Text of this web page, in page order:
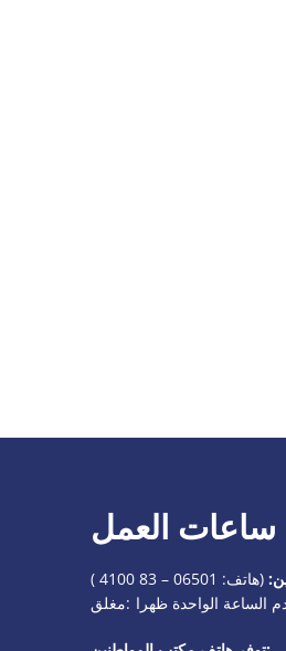
ساعات العمل
(هاتف:
)
أوقات الفتح أو الإغلاق الإضافية
مغلق: الساعة الواحدة ظهرا